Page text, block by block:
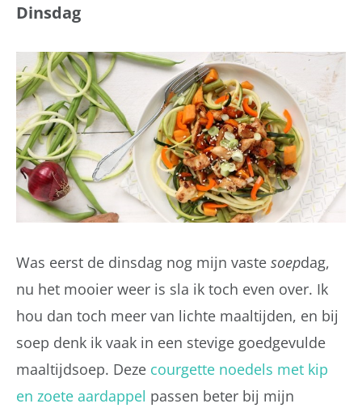
Dinsdag
Was eerst de dinsdag nog mijn vaste soepdag,
nu het mooier weer is sla ik toch even over. Ik
hou dan toch meer van lichte maaltijden, en bij
soep denk ik vaak in een stevige goedgevulde
maaltijdsoep. Deze courgette noedels met kip
en zoete aardappel passen beter bij mijn